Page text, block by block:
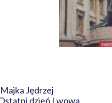
Jędrzej
dzień Lwowa